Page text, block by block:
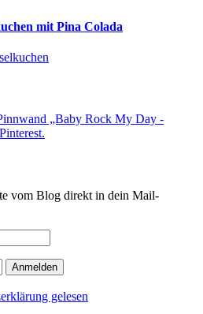
mit Pina Colada
„Baby Rock My Day -
vom Blog direkt in dein Mail-
gelesen